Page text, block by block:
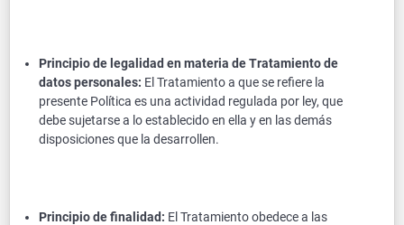
Principio de legalidad en materia de Tratamiento de
datos personales: El Tratamiento a que se refiere la
presente Política es una actividad regulada por ley, que
debe sujetarse a lo establecido en ella y en las demás
disposiciones que la desarrollen.
Principio de finalidad: El Tratamiento obedece a las